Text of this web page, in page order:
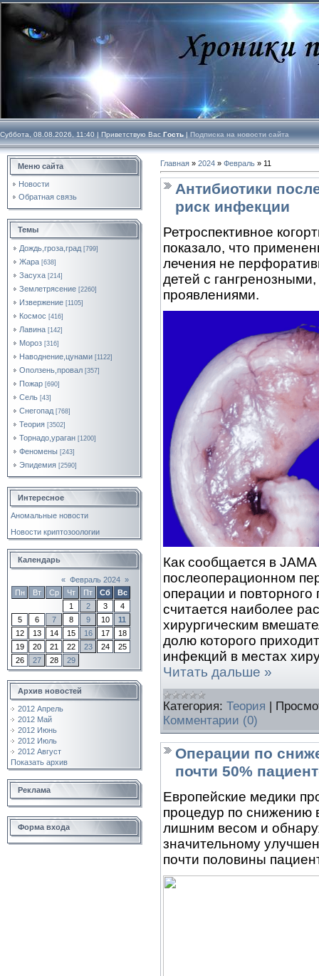
Суббота, 08.08.2026, 11:40 | Приветствую Вас Гость | Подписка на новости сайта
Меню сайта
Новости
Обратная связь
Темы
Дождь,гроза,град [799]
Жара [638]
Засуха [214]
Землетрясение [2260]
Извержение [1105]
Космос [416]
Лавина [142]
Мороз [316]
Наводнение,цунами [1122]
Оползень,провал [357]
Пожар [690]
Сель [43]
Снегопад [768]
Теория [3502]
Торнадо,ураган [1200]
Феномены [243]
Эпидемия [2590]
Интересное
Аномальные новости
Новости криптозоологии
Календарь
« Февраль 2024 »
Пн
Вт Ср Чт Пт Сб
Вс
1
2 3
4
5
6 7 8 9 10
11
12
13 14 15 16 17
18
19
20 21 22 23 24
25
26
27 28 29
Архив новостей
2012 Апрель
2012 Май
2012 Июнь
2012 Июль
2012 Август
Показать архив
Реклама
Форма входа
Главная » 2024 » Февраль » 11
Антибиотики
риск инфекции
Ретроспективное
показало, что
лечения не
детей с
проявлениями.
Как сообщается в
послеоперационном
операции и
считается наиболее
хирургическим
долю которого
инфекций в местах
Читать дальше »
Категория: Теория
Комментарии (0)
Операции по
почти 50%
Европейские медики
процедур по снижению
лишним весом и
значительному
почти половины